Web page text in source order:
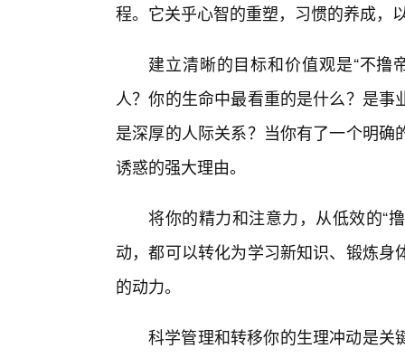
程。它关乎心智的重塑，习惯的养成，
建立清晰的目标和价值观是“不撸
人？你的生命中最看重的是什么？是
是深厚的人际关系？当你有了一个明
诱惑的强大理由。
将你的精力和注意力，从低效的“
动，都可以转化为学习新知识、锻炼
的动力。
科学管理和转移你的生理冲动是关